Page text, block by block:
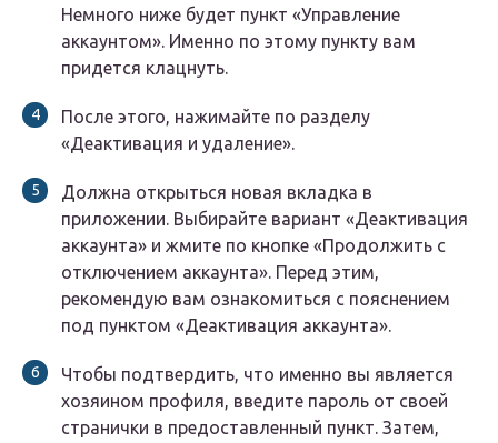
Немного ниже будет пункт «Управление
аккаунтом». Именно по этому пункту вам
придется клацнуть.
После этого, нажимайте по разделу
«Деактивация и удаление».
Должна открыться новая вкладка в
приложении. Выбирайте вариант «Деактивация
аккаунта» и жмите по кнопке «Продолжить с
отключением аккаунта». Перед этим,
рекомендую вам ознакомиться с пояснением
под пунктом «Деактивация аккаунта».
Чтобы подтвердить, что именно вы является
хозяином профиля, введите пароль от своей
странички в предоставленный пункт. Затем,